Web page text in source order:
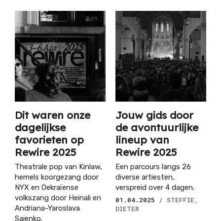
Dit waren onze
dagelijkse
favorieten op
Rewire 2025
Theatrale pop van Kinlaw,
hemels koorgezang door
NYX en Oekraïense
volkszang door Heinali en
Andriana-Yaroslava
Saienko.
Jouw gids door
de avontuurlijke
lineup van
Rewire 2025
Een parcours langs 26
diverse artiesten,
verspreid over 4 dagen.
01.04.2025
/ STEFFIE,
DIETER